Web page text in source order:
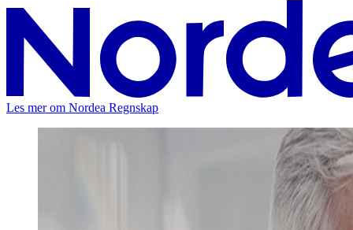
Les mer om Nordea Regnskap